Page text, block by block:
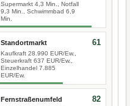
Supermarkt 4,3 Min., Notfall
9,3 Min., Schwimmbad 6,9
Min.
Standortmarkt
Kaufkraft 28.990 EUR/Ew.,
Steuerkraft 637 EUR/Ew.,
Einzelhandel 7.885
EUR/Ew.
61
Fernstraßenumfeld 82